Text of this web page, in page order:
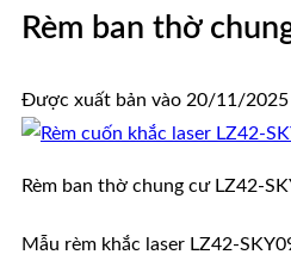
Rèm ban thờ
Được xuất bản vào 20/11/2025
Rèm ban thờ chung cư LZ42-
Mẫu rèm khắc laser LZ42-